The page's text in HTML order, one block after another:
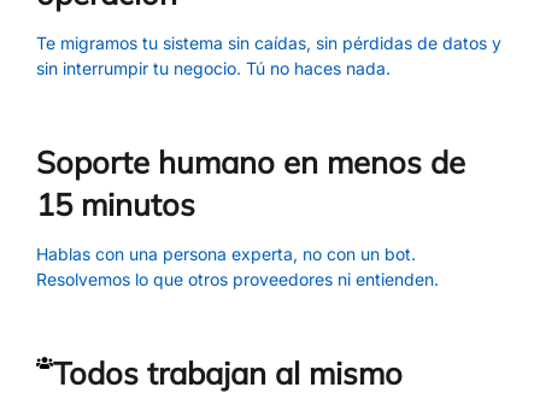
Te migramos tu sistema sin caídas, sin pérdidas de datos y
sin interrumpir tu negocio. Tú no haces nada.
Soporte humano en menos de
15 minutos
Hablas con una persona experta, no con un bot.
Resolvemos lo que otros proveedores ni entienden.
Todos trabajan al mismo